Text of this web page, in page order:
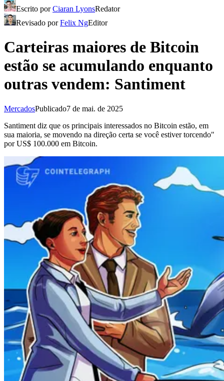
Escrito porCiaran LyonsRedator
Revisado porFelix NgEditor
Carteiras maiores de Bitcoin
estão se acumulando enquanto
outras vendem: Santiment
MercadosPublicado7 de mai. de 2025
Santiment diz que os principais interessados ​​no Bitcoin estão, em
sua maioria, se movendo na direção certa se você estiver torcendo"
por US$ 100.000 em Bitcoin.